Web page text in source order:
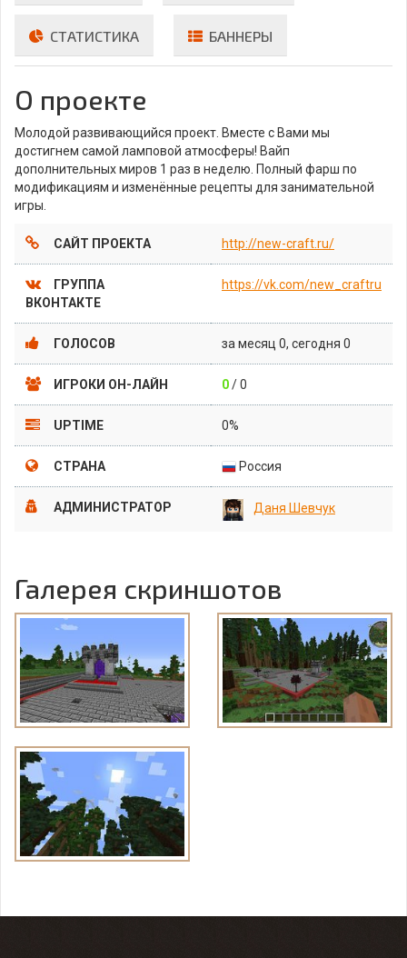
СТАТИСТИКА БАННЕРЫ
О проекте
Молодой развивающийся проект. Вместе с Вами мы
достигнем самой ламповой атмосферы! Вайп
дополнительных миров 1 раз в неделю. Полный фарш по
модификациям и изменённые рецепты для занимательной
игры.
САЙТ ПРОЕКТА http://new-craft.ru/
ГРУППА
ВКОНТАКТЕ
https://vk.com/new_craftru
ГОЛОСОВ за месяц 0, сегодня 0
ИГРОКИ ОН-ЛАЙН 0/ 0
UPTIME 0%
СТРАНА Россия
АДМИНИСТРАТОР Даня Шевчук
Галерея скриншотов